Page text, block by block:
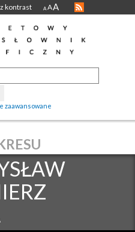
kontrast A AA
zaawansowane